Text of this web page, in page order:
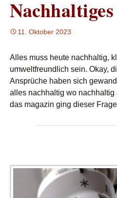
11. Oktober 2023
Alles muss heute nachhaltig,
umweltfreundlich sein. Okay,
Ansprüche haben sich
alles nachhaltig wo nachhaltig
das magazin ging dieser